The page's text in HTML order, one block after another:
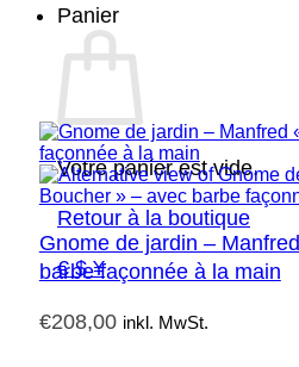
Panier
Votre panier est vide.
Retour à la boutique
€ $ ¥
Gnome de jardin –
barbe façonnée à la main
€208,00 inkl. MwSt.